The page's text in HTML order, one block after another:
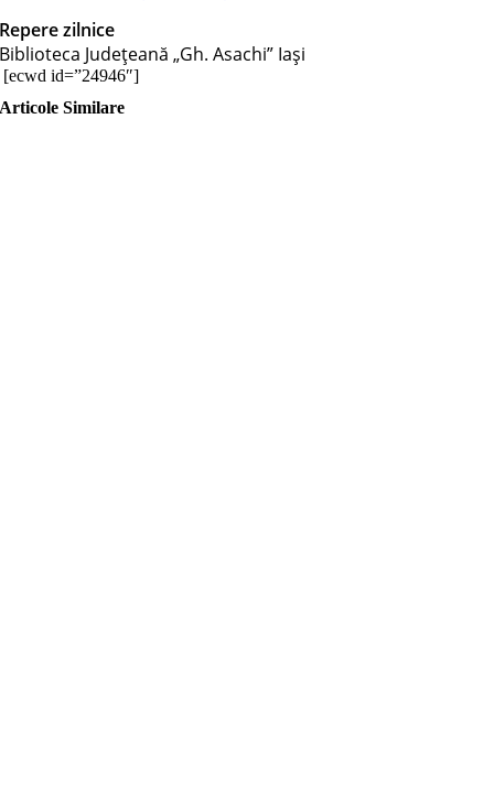
Repere zilnice
Biblioteca Judeţeană „Gh. Asachi” Iaşi
[ecwd id=”24946″]
Articole Similare